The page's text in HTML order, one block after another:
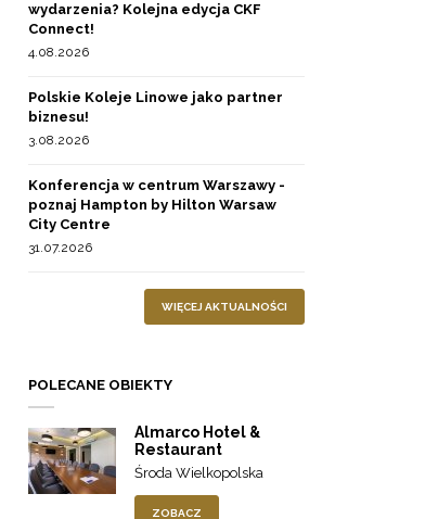
wydarzenia? Kolejna edycja CKF
Connect!
4.08.2026
Polskie Koleje Linowe jako partner
biznesu!
3.08.2026
Konferencja w centrum Warszawy -
poznaj Hampton by Hilton Warsaw
City Centre
31.07.2026
WIĘCEJ AKTUALNOŚCI
POLECANE OBIEKTY
Almarco Hotel &
Restaurant
Środa Wielkopolska
ZOBACZ